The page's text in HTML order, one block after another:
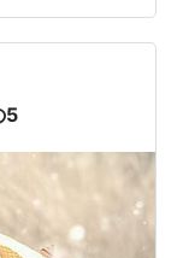
作業場に連れ
のはこの将軍
5